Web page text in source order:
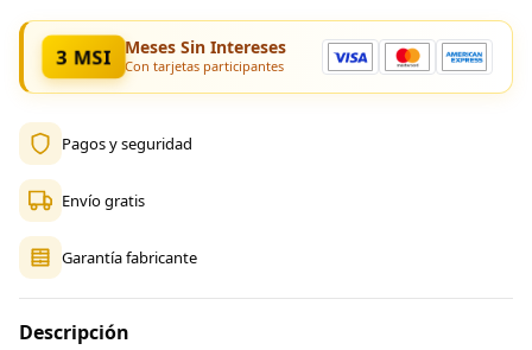
3 MSI Meses Sin Intereses
Con tarjetas participantes
Pagos y seguridad
Envío gratis
Garantía fabricante
Descripción